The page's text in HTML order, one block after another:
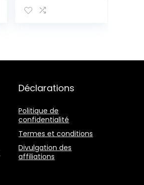
Déclarations
Politique de
confidentialité
Termes et conditions
Divulgation des
affiliations